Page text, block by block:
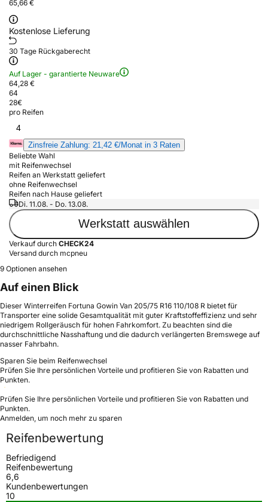
65,66 €
Kostenlose Lieferung
30 Tage Rückgaberecht
Auf Lager - garantierte Neuware
64,28 €
64
28€
pro Reifen
4
Zinsfreie Zahlung: 21,42 €/Monat in 3 Raten
Beliebte Wahl
mit Reifenwechsel
Reifen an Werkstatt geliefert
ohne Reifenwechsel
Reifen nach Hause geliefert
Di. 11.08. - Do. 13.08.
Werkstatt auswählen
Verkauf durch CHECK24
Versand durch mcpneu
9 Optionen ansehen
Auf einen Blick
Dieser Winterreifen Fortuna Gowin Van 205/75 R16 110/108 R bietet für
Transporter eine solide Gesamtqualität mit guter Kraftstoffeffizienz und sehr
niedrigem Rollgeräusch für hohen Fahrkomfort. Zu beachten sind die
durchschnittliche Nasshaftung und die dadurch verlängerten Bremswege auf
nasser Fahrbahn.
Sparen Sie beim Reifenwechsel
Prüfen Sie Ihre persönlichen Vorteile und profitieren Sie von Rabatten und
Punkten.
Prüfen Sie Ihre persönlichen Vorteile und profitieren Sie von Rabatten und
Punkten.
Anmelden, um noch mehr zu sparen
Reifenbewertung
Befriedigend
Reifenbewertung
6,6
Kundenbewertungen
10